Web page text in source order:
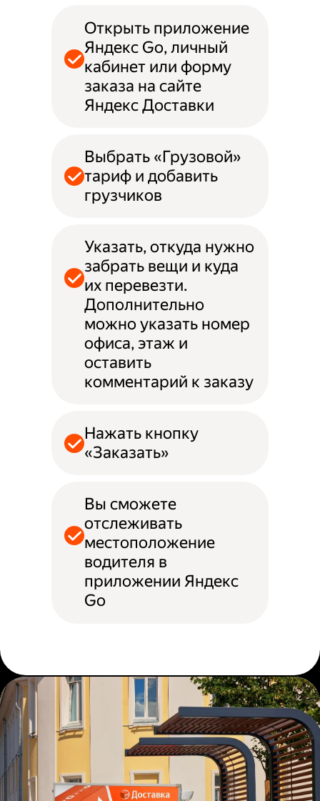
Открыть приложение
Яндекс Go, личный
кабинет или форму
заказа на сайте
Яндекс Доставки
Выбрать «Грузовой»
тариф и добавить
грузчиков
Указать, откуда нужно
забрать вещи и куда
их перевезти.
Дополнительно
можно указать номер
офиса, этаж и
оставить
комментарий к заказу
Нажать кнопку
«Заказать»
Вы сможете
отслеживать
местоположение
водителя в
приложении Яндекс
Go